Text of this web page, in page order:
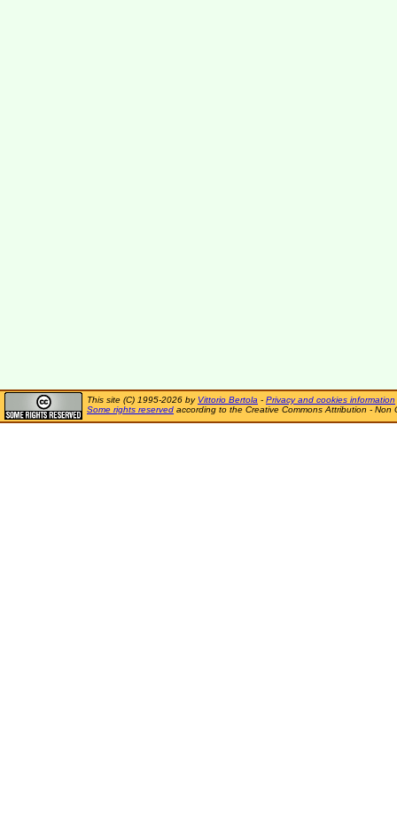
This site (C) 1995-2026 by Vittorio Bertola - Privacy and cookies information
Some rights reserved according to the Creative Commons Attribution - Non